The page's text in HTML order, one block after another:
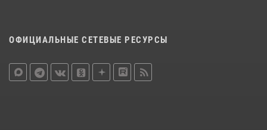
ОФИЦИАЛЬНЫЕ СЕТЕВЫЕ РЕСУРСЫ